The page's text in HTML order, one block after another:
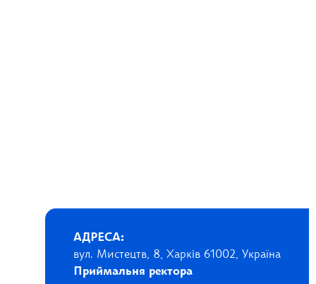
АДРЕСА:
вул. Мистецтв, 8, Харків 61002, Україна
Приймальня ректора